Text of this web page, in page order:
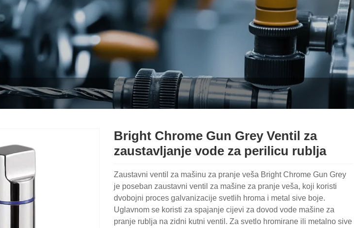
Bright Chrome Gun Grey Ventil za
zaustavljanje vode za perilicu rublja
Zaustavni ventil za mašinu za pranje veša Bright Chrome Gun Grey
je poseban zaustavni ventil za mašine za pranje veša, koji koristi
dvobojni proces galvanizacije svetlih hroma i metal sive boje.
Uglavnom se koristi za spajanje cijevi za dovod vode mašine za
pranje rublja na zidni kutni ventil. Za svetlo hromirane ili metalno sive